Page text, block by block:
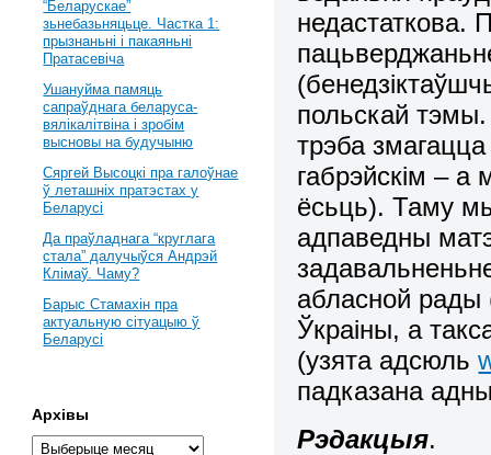
недастаткова.
(
польскай
трэба змагацца
габрэйскім – а
ёсьць). Таму
адпаведны
абласной рады
Ўкраіны, а
(узята адсюль
падказана
Рэдакцыя.
“Беларускае”
зьнебазьняцьце. Частка 1:
прызнаньні і пакаяньні
Пратасевіча
Ушануйма памяць
сапраўднага беларуса-
вялікалітвіна і зробім
высновы на будучыню
Сяргей Высоцкі пра галоўнае
ў леташніх пратэстах у
Беларусі
Да праўладнага “круглага
стала” далучыўся Андрэй
Клімаў. Чаму?
Барыс Стамахін пра
актуальную сітуацыю ў
Беларусі
Архівы